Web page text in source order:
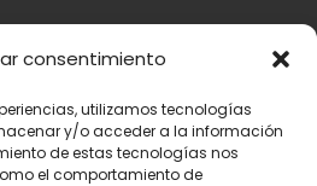
consentimiento
utilizamos tecnologías
y/o acceder a la información
de estas tecnologías nos
el comportamiento de